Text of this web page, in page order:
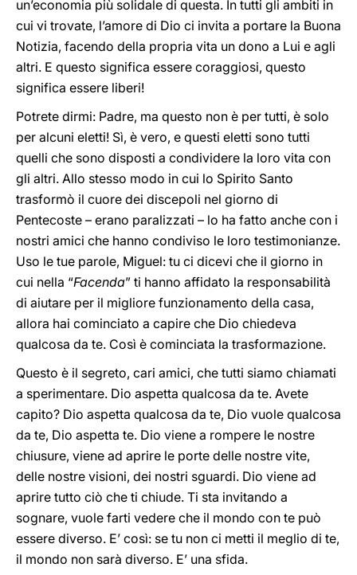
un’economia più solidale di questa. In tutti gli ambiti in
cui vi trovate, l’amore di Dio ci invita a portare la Buona
Notizia, facendo della propria vita un dono a Lui e agli
altri. E questo significa essere coraggiosi, questo
significa essere liberi!
Potrete dirmi: Padre, ma questo non è per tutti, è solo
per alcuni eletti! Sì, è vero, e questi eletti sono tutti
quelli che sono disposti a condividere la loro vita con
gli altri. Allo stesso modo in cui lo Spirito Santo
trasformò il cuore dei discepoli nel giorno di
Pentecoste – erano paralizzati – lo ha fatto anche con i
nostri amici che hanno condiviso le loro testimonianze.
Uso le tue parole, Miguel: tu ci dicevi che il giorno in
cui nella “Facenda” ti hanno affidato la responsabilità
di aiutare per il migliore funzionamento della casa,
allora hai cominciato a capire che Dio chiedeva
qualcosa da te. Così è cominciata la trasformazione.
Questo è il segreto, cari amici, che tutti siamo chiamati
a sperimentare. Dio aspetta qualcosa da te. Avete
capito? Dio aspetta qualcosa da te, Dio vuole qualcosa
da te, Dio aspetta te. Dio viene a rompere le nostre
chiusure, viene ad aprire le porte delle nostre vite,
delle nostre visioni, dei nostri sguardi. Dio viene ad
aprire tutto ciò che ti chiude. Ti sta invitando a
sognare, vuole farti vedere che il mondo con te può
essere diverso. E’ così: se tu non ci metti il meglio di te,
il mondo non sarà diverso. E’ una sfida.